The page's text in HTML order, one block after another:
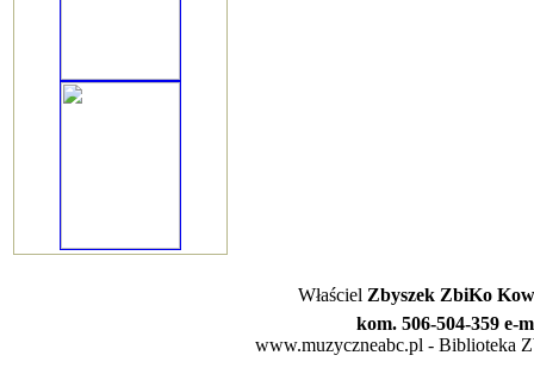
Właściel Zbyszek ZbiKo
kom. 506-504-359 e-
www.muzyczneabc.pl - Biblioteka